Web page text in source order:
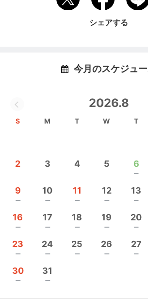
アトピーやアレルギーが増えてい
生活習慣、電磁波、薬、ワクチン
これは、正しいことや善いことを
そのため、子どものアレルギーに
の影響でした。
母は自律神経失調症で薬を手放せ
時から買い物に行ったり、母の世
た。
通院しても治らない母を見て、幼
疑問を持つようになりました。
24歳で結婚し、27歳で長女、30歳
夫は忙しく、ほぼ一人で育児をして
シェアする
今月のスケジュ
2026.8
S M T W T
2 3 4 5 6
remove
9
remove
10
remove
11
remove
12
remove
13
remove
16
remove
17
remove
18
remove
19
remove
20
remove
23
remove
24
remove
25
remove
26
remove
27
remove
30
remove
31
remove